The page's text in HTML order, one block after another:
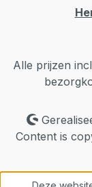
Alle prijzen
Content is